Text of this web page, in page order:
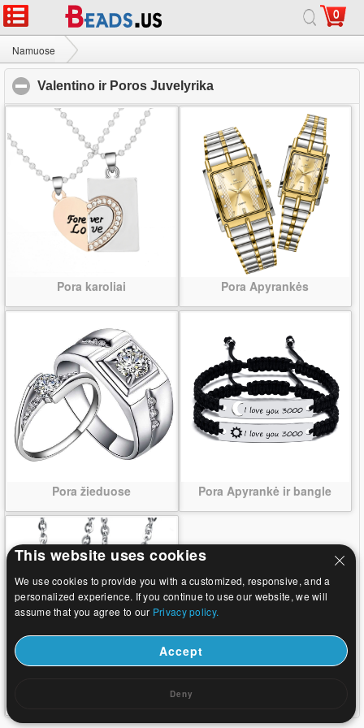
0
Namuose
Valentino ir Poros Juvelyrika
Valentino ir Poros Juvelyrika
Pora karoliai Pora Apyrankės
Pora žieduose Pora Apyrankė ir bangle
Namuose|Apie|Susisiekite su mumis Visa svetainė
© 2026 Tako Juvelyrika Ltd Visos teisės saugomos.
This website uses cookies
We use cookies to provide you with a customized, responsive, and a
personalized experience. If you continue to use our website, we will
assume that you agree to our Privacy policy.
Accept
Deny